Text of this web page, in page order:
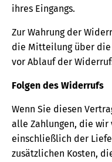
ihres Eingangs.
Zur Wahrung der
die Mitteilung über die
vor Ablauf der
Folgen des Widerrufs
Wenn Sie diesen
alle Zahlungen, die wir
einschließlich der
zusätzlichen Kosten,